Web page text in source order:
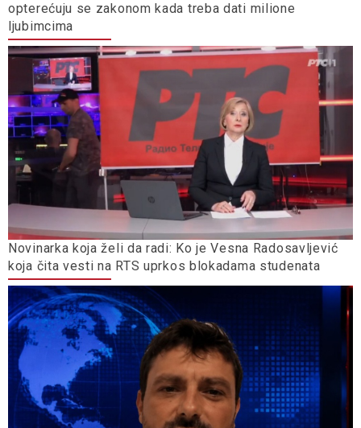
opterećuju se zakonom kada treba dati milione
ljubimcima
Novinarka koja želi da radi: Ko je Vesna Radosavljević
koja čita vesti na RTS uprkos blokadama studenata